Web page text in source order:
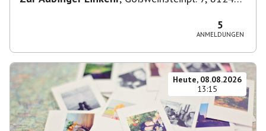
5
ANMELDUNGEN
Heute, 08.08.2026
13:15